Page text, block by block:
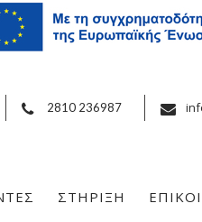
2810 236987
ΣΤΗΡΙΞΗ